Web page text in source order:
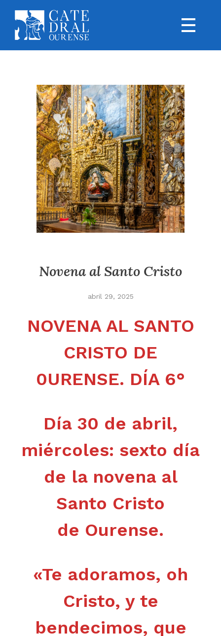
Novena al Santo Cristo
abril 29, 2025
NOVENA AL SANTO
CRISTO DE
0URENSE. DÍA 6°
Día 30 de abril,
miércoles: sexto día
de la novena al
Santo Cristo
de Ourense.
«Te adoramos, oh
Cristo, y te
bendecimos, que